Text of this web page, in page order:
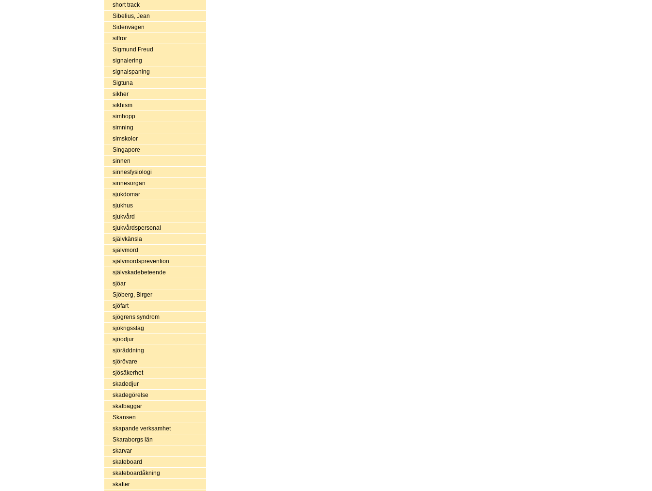
short track
Sibelius, Jean
Sidenvägen
siffror
Sigmund Freud
signalering
signalspaning
Sigtuna
sikher
sikhism
simhopp
simning
simskolor
Singapore
sinnen
sinnesfysiologi
sinnesorgan
sjukdomar
sjukhus
sjukvård
sjukvårdspersonal
självkänsla
självmord
självmordsprevention
självskadebeteende
sjöar
Sjöberg, Birger
sjöfart
sjögrens syndrom
sjökrigsslag
sjöodjur
sjöräddning
sjörövare
sjösäkerhet
skadedjur
skadegörelse
skalbaggar
Skansen
skapande verksamhet
Skaraborgs län
skarvar
skateboard
skateboardåkning
skatter